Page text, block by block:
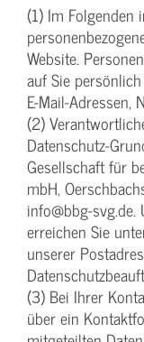
(1) Im
Website.
auf Sie
E-Mail-Adressen,
(2)
Datenschutz-
Gesellschaft für
mbH,
info@bbg-
erreichen Sie
unserer
(3) Bei Ihrer
über ein